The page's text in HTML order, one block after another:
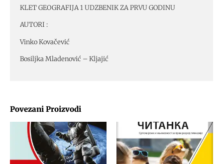
Povezani Proizvodi
KLET GEOGRAFIJA 1 UDZBENIK ZA PRVU GODINU
AUTORI :
Vinko Kovačević
Bosiljka Mladenović – Kljajić